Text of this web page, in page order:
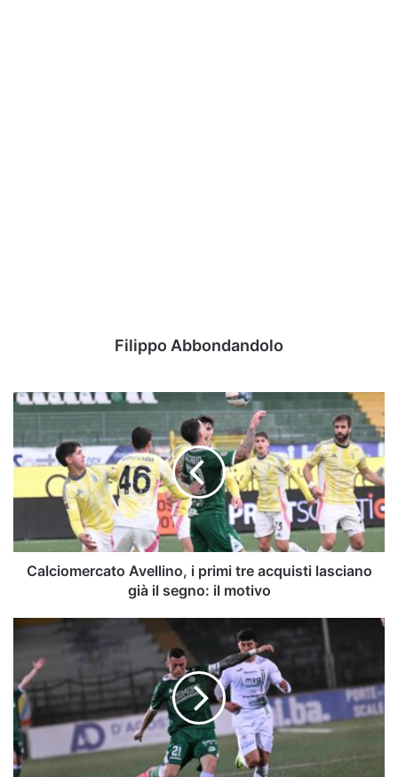
Filippo Abbondandolo
Calciomercato
Avellino,
primi
acquisti
il
segno:
Calciomercato Avellino, i primi tre acquisti lasciano
già il segno: il motivo
Armellino:
anni
intensi
e
devastanti.
Dopo